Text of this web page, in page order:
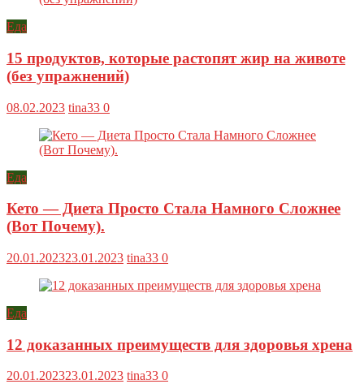
Еда
15 продуктов, которые растопят жир на животе
(без упражнений)
08.02.2023 tina33 0
Еда
Кето — Диета Просто Стала Намного Сложнее
(Вот Почему).
20.01.202323.01.2023 tina33 0
Еда
12 доказанных преимуществ для здоровья хрена
20.01.202323.01.2023 tina33 0